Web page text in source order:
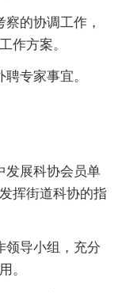
的协调工作，
作方案。
专家事宜。
发展科协会员单
挥街道科协的指
领导小组，充分
。